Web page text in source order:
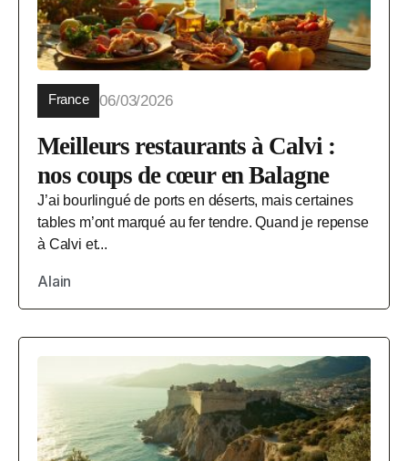
France 06/03/2026
Meilleurs restaurants à Calvi :
nos coups de cœur en Balagne
J’ai bourlingué de ports en déserts, mais certaines
tables m’ont marqué au fer tendre. Quand je repense
à Calvi et...
Alain